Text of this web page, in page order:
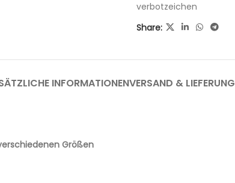
verbotzeichen
Share:
INFORMATIONENVERSAND & LIEFERUNG
Größen